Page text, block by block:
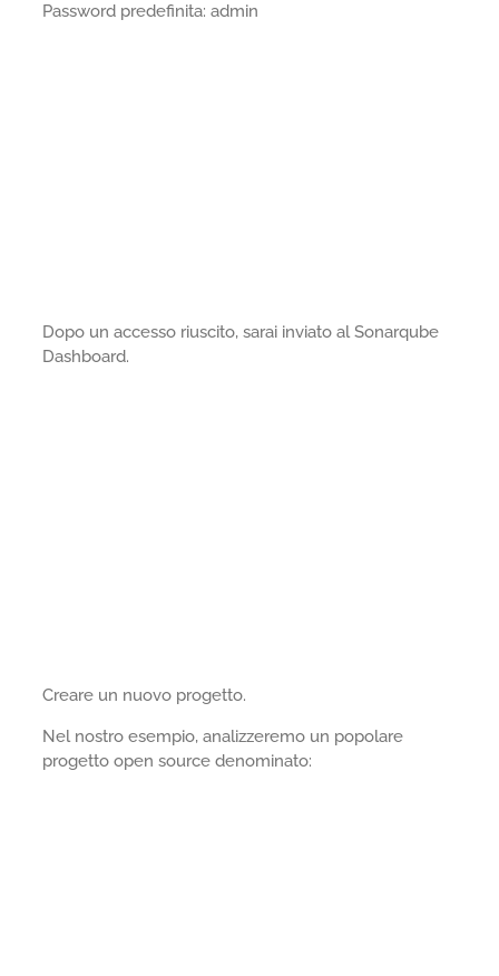
Password predefinita: admin
Dopo un accesso riuscito, sarai inviato al Sonarqube
Dashboard.
Creare un nuovo progetto.
Nel nostro esempio, analizzeremo un popolare
progetto open source denominato: